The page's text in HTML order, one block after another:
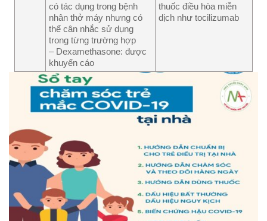
có tác dụng trong bệnh
nhân thở máy nhưng có
thể cân nhắc sử dụng
trong từng trường hợp
– Dexamethasone: được
khuyến cáo
thuốc điều hòa miễn
dịch như tocilizumab